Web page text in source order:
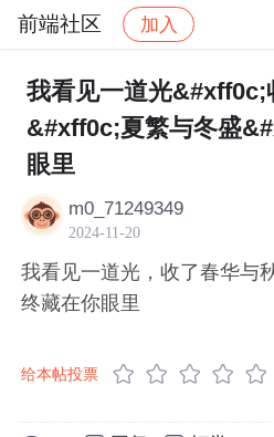
前端社区 加入
社区 前端社区 感慨
我看见一道光&#xff0c;
&#xff0c;夏繁与冬盛
眼里
m0_71249349
2024-11-20
我看见一道光，收了春华与
终藏在你眼里
给本帖投票